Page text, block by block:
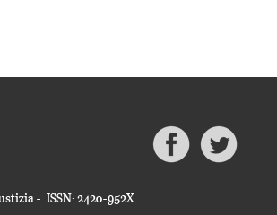
- ISSN: 2420-952X